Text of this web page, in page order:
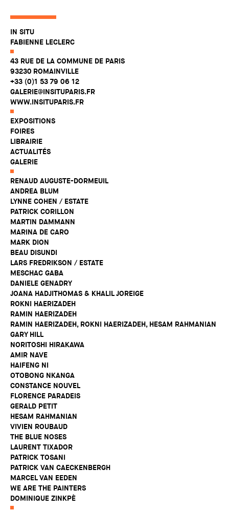
IN SITU
FABIENNE LECLERC
43 RUE DE LA COMMUNE DE PARIS
93230 ROMAINVILLE
+33 (0)1 53 79 06 12
GALERIE@INSITUPARIS.FR
WWW.INSITUPARIS.FR
EXPOSITIONS
FOIRES
LIBRAIRIE
ACTUALITÉS
GALERIE
RENAUD AUGUSTE-DORMEUIL
ANDREA BLUM
LYNNE COHEN / ESTATE
PATRICK CORILLON
MARTIN DAMMANN
MARINA DE CARO
MARK DION
BEAU DISUNDI
LARS FREDRIKSON / ESTATE
MESCHAC GABA
DANIELE GENADRY
JOANA HADJITHOMAS & KHALIL JOREIGE
ROKNI HAERIZADEH
RAMIN HAERIZADEH
RAMIN HAERIZADEH, ROKNI HAERIZADEH, HESAM RAHMANIAN
GARY HILL
NORITOSHI HIRAKAWA
AMIR NAVE
HAIFENG NI
OTOBONG NKANGA
CONSTANCE NOUVEL
FLORENCE PARADEIS
GERALD PETIT
HESAM RAHMANIAN
VIVIEN ROUBAUD
THE BLUE NOSES
LAURENT TIXADOR
PATRICK TOSANI
PATRICK VAN CAECKENBERGH
MARCEL VAN EEDEN
WE ARE THE PAINTERS
DOMINIQUE ZINKPÈ